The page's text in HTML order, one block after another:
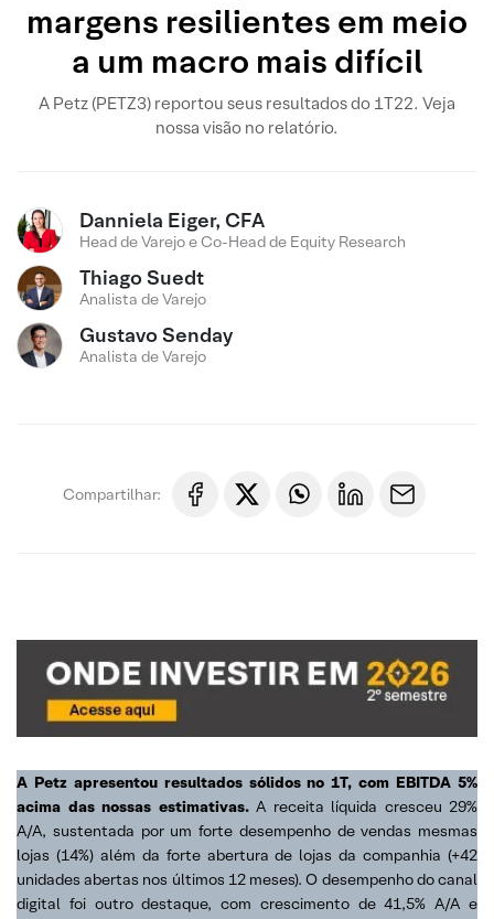
margens resilientes em meio
a um macro mais difícil
A Petz (PETZ3) reportou seus resultados do 1T22. Veja
nossa visão no relatório.
Danniela Eiger, CFA
Head de Varejo e Co-Head de Equity Research
Thiago Suedt
Analista de Varejo
Gustavo Senday
Analista de Varejo
Compartilhar:
A Petz apresentou resultados sólidos no 1T, com EBITDA 5%
acima das nossas estimativas. A receita líquida cresceu 29%
A/A, sustentada por um forte desempenho de vendas mesmas
lojas (14%) além da forte abertura de lojas da companhia (+42
unidades abertas nos últimos 12 meses). O desempenho do canal
digital foi outro destaque, com crescimento de 41,5% A/A e